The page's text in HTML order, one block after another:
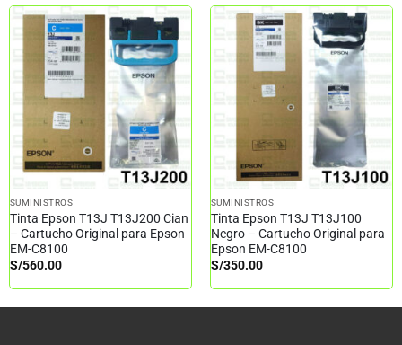
SUMINISTROS
Tinta Epson T13J T13J200 Cian
– Cartucho Original para Epson
EM-C8100
S/560.00
SUMINISTROS
Tinta Epson T13J T13J100
Negro – Cartucho Original para
Epson EM-C8100
S/350.00